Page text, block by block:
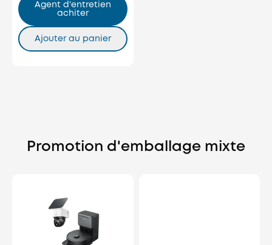
Agent d'entretien
achiter
Ajouter au panier
Promotion d'emballage mixte